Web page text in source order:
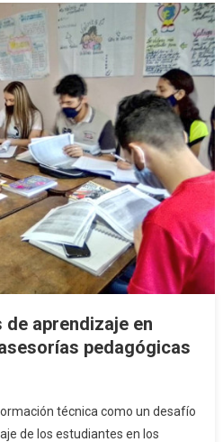
de aprendizaje en
pedagógicas
técnica como un desafío
de los estudiantes en los